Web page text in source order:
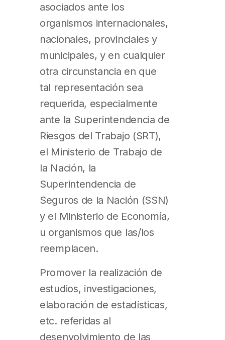
asociados ante los
organismos internacionales,
nacionales, provinciales y
municipales, y en cualquier
otra circunstancia en que
tal representación sea
requerida, especialmente
ante la Superintendencia de
Riesgos del Trabajo (SRT),
el Ministerio de Trabajo de
la Nación, la
Superintendencia de
Seguros de la Nación (SSN)
y el Ministerio de Economía,
u organismos que las/los
reemplacen.
Promover la realización de
estudios, investigaciones,
elaboración de estadísticas,
etc. referidas al
desenvolvimiento de las